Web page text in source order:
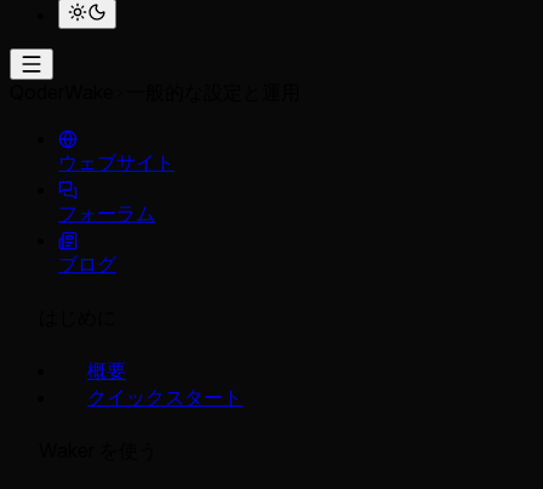
ウェブサイト
フォーラム
ブログ
概要
クイックスタート